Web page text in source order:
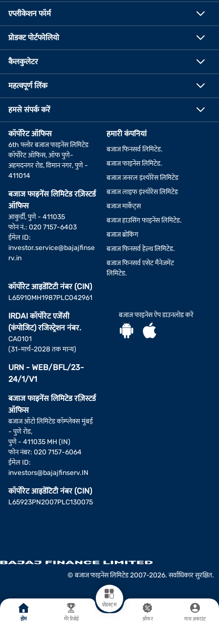
होम मेरे रिवॉर्ड
प्रोडक्ट्स
ऑफर माय अकाउंट
एप्लीकेशन फॉर्म
प्रोडक्ट पोर्टफोलियो
कैलकुलेटर
महत्वपूर्ण लिंक
हमसे संपर्क करें
कॉर्पोरेट ऑफिस
6th फ्लोर बजाज फाइनेंस लिमिटेड
कॉर्पोरेट ऑफिस, ऑफ पुणे-
अहमदनगर रोड, विमान नगर, पुणे -
411014
बजाज फाइनेंस लिमिटेड रज़िस्टर्ड
ऑफिस
आकुर्डी, पुणे - 411035
फोन नं.: 020 7157-6403
ईमेल ID:
investor.service@bajajfinse
rv.in
कॉर्पोरेट आइडेंटिटी नंबर (CIN)
L65910MH1987PLC042961
IRDAI कॉर्पोरेट एजेंसी
(कंपोजिट) रजिस्ट्रेशन नंबर.
CA0101
(31-मार्च-2028 तक मान्य)
URN - WEB/BFL/23-
24/1/V1
बजाज फाइनेंस लिमिटेड रज़िस्टर्ड
ऑफिस
बजाज ऑटो लिमिटेड कॉम्प्लेक्स मुंबई
- पुणे रोड,
पुणे - 411035 MH (IN)
फोन नंबर: 020 7157-6064
ईमेल ID:
investors@bajajfinserv.IN
कॉर्पोरेट आइडेंटिटी नंबर (CIN)
L65923PN2007PLC130075
हमारी कंपनियां
बजाज फिनसर्व लिमिटेड.
बजाज फाइनेंस लिमिटेड.
बजाज जनरल इंश्योरेंस लिमिटेड
बजाज लाइफ इंश्योरेंस लिमिटेड
बजाज मार्केट्स
बजाज हाउसिंग फाइनेंस लिमिटेड.
बजाज ब्रोकिंग
बजाज फिनसर्व हेल्थ लिमिटेड.
बजाज फिनसर्व एसेट मैनेजमेंट
लिमिटेड.
बजाज फाइनेंस ऐप डाउनलोड करें
© बजाज फाइनेंस लिमिटेड 2007-2026. सर्वाधिकार सुरक्षित.